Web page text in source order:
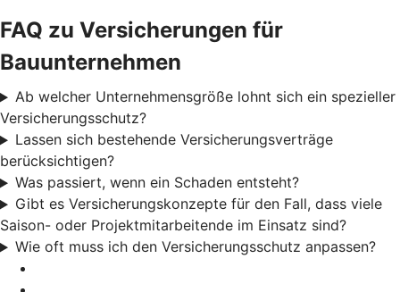
FAQ zu Versicherungen für
Bauunternehmen
Ab welcher Unternehmensgröße lohnt sich ein spezieller
Versicherungsschutz?
Lassen sich bestehende Versicherungsverträge
berücksichtigen?
Was passiert, wenn ein Schaden entsteht?
Gibt es Versicherungskonzepte für den Fall, dass viele
Saison- oder Projektmitarbeitende im Einsatz sind?
Wie oft muss ich den Versicherungsschutz anpassen?